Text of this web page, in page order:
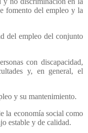
fomento del empleo y la
del empleo del conjunto
con discapacidad,
y, en general, el
y su mantenimiento.
la economía social como
estable y de calidad.